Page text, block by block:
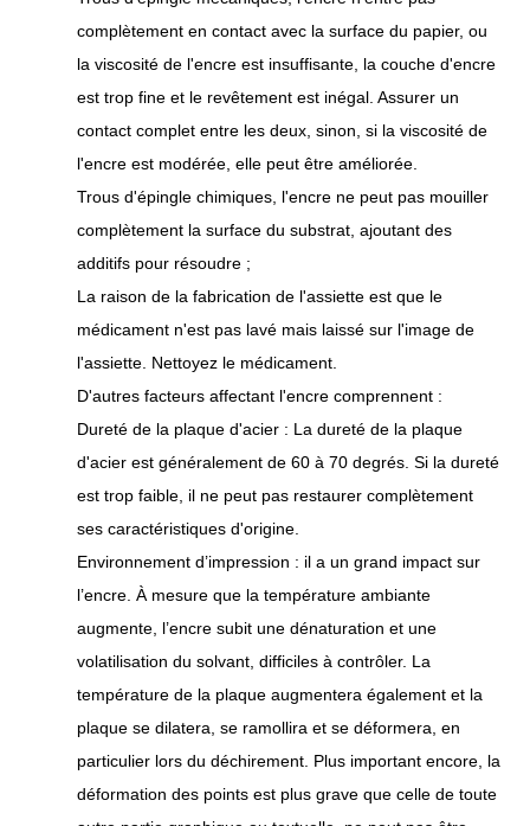
complètement en contact avec la surface du papier, ou
la viscosité de l'encre est insuffisante, la couche d'encre
est trop fine et le revêtement est inégal. Assurer un
contact complet entre les deux, sinon, si la viscosité de
l'encre est modérée, elle peut être améliorée.
Trous d'épingle chimiques, l'encre ne peut pas mouiller
complètement la surface du substrat, ajoutant des
additifs pour résoudre ;
La raison de la fabrication de l'assiette est que le
médicament n'est pas lavé mais laissé sur l'image de
l'assiette. Nettoyez le médicament.
D'autres facteurs affectant l'encre comprennent :
Dureté de la plaque d'acier : La dureté de la plaque
d'acier est généralement de 60 à 70 degrés. Si la dureté
est trop faible, il ne peut pas restaurer complètement
ses caractéristiques d'origine.
Environnement d’impression : il a un grand impact sur
l’encre. À mesure que la température ambiante
augmente, l’encre subit une dénaturation et une
volatilisation du solvant, difficiles à contrôler. La
température de la plaque augmentera également et la
plaque se dilatera, se ramollira et se déformera, en
particulier lors du déchirement. Plus important encore, la
déformation des points est plus grave que celle de toute